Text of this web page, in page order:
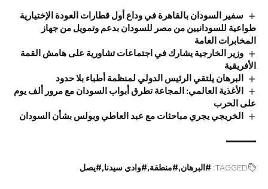
سفير السودان بالقاهرة في وداع أول قطارات العودة الإختيارية
طواعية للسودانيين من مصر للسودان بدعم وتمويل من جهاز
المخابرات العامة
وزير الخارجية يشارك في اجتماعات تشاورية على هامش القمة
الأفريقية
البرهان يلتقي الرئيس الدولي لمنظمة أطباء بلا حدود
الأغذية العالمي: المجاعة تطرق أبواب السودان مع مرور ألف يوم
على الحرب
الخريجي يجري مباحثات مع عبد العاطي وبولس بشأن السودان
TAGGED: #البرهان #منطقة #وادي سيدنا #يصل